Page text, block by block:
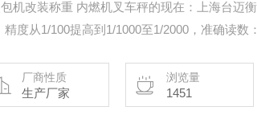
现在：上海台迈衡器有限
度从1/100提高到1/1000至1/2000，准确读数：
厂商性质
生产厂家
浏览量
1451